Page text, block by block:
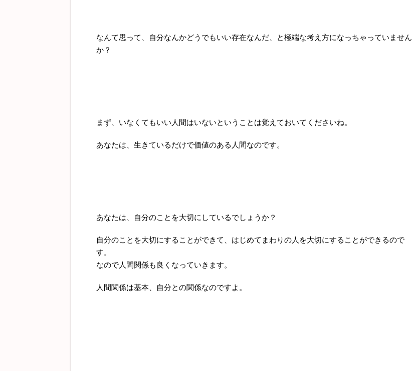
なんて思って、自分なんかどうでもいい存在なんだ、と極端な考え方になっちゃっていません
か？
まず、いなくてもいい人間はいないということは覚えておいてくださいね。
あなたは、生きているだけで価値のある人間なのです。
あなたは、自分のことを大切にしているでしょうか？
自分のことを大切にすることができて、はじめてまわりの人を大切にすることができるので
す。
なので人間関係も良くなっていきます。
人間関係は基本、自分との関係なのですよ。